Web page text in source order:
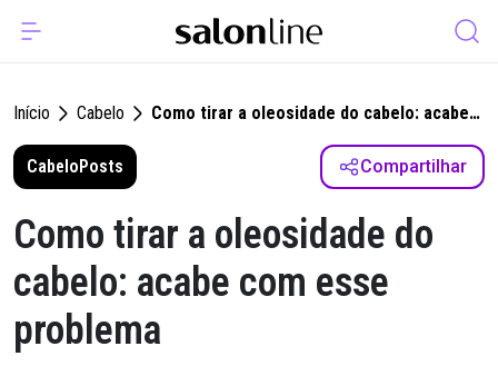
Início Cabelo
Como tirar a oleosidade do cabelo: acabe
CabeloPosts Compartilhar
Como tirar a oleosidade do
cabelo: acabe com esse
problema